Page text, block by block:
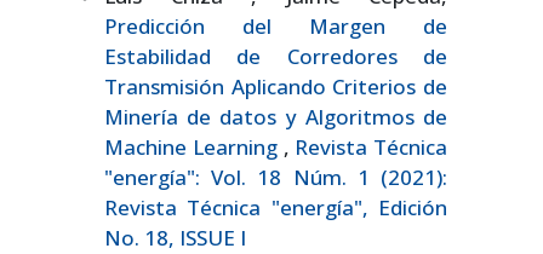
Predicción del Margen de
Estabilidad de Corredores de
Transmisión Aplicando Criterios de
Minería de datos y Algoritmos de
Machine Learning , Revista Técnica
"energía": Vol. 18 Núm. 1 (2021):
Revista Técnica "energía", Edición
No. 18, ISSUE I